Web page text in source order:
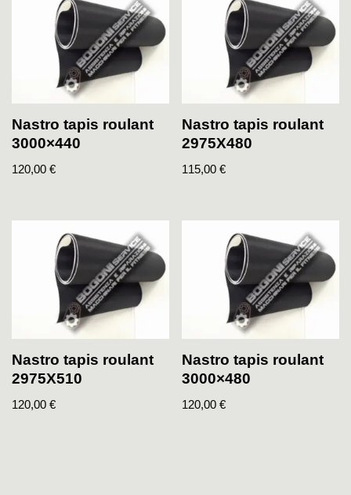
Nastro tapis roulant
3000×440
120,00 €
Nastro tapis roulant
2975X480
115,00€
Nastro tapis roulant
2975X510
120,00 €
Nastro tapis roulant
3000×480
120,00€